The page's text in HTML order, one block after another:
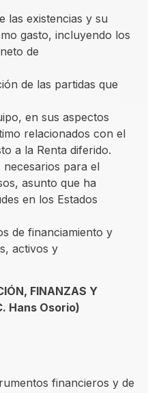
las existencias y su
gasto, incluyendo los
de
de las partidas que
en sus aspectos
relacionados con el
a la Renta diferido.
para el
asunto que ha
en los Estados
de financiamiento y
activos y
FINANZAS Y
Hans Osorio)
financieros y de